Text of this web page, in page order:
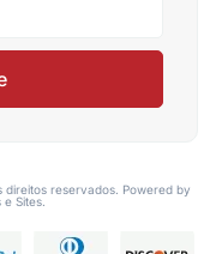
reservados. Powered by
Sites.